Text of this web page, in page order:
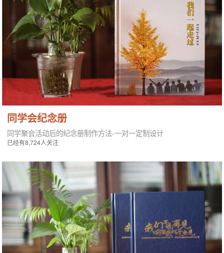
同学会纪念册
同学聚会活动后的纪念册制作方法-一对一定制设计
已经有8,724人关注